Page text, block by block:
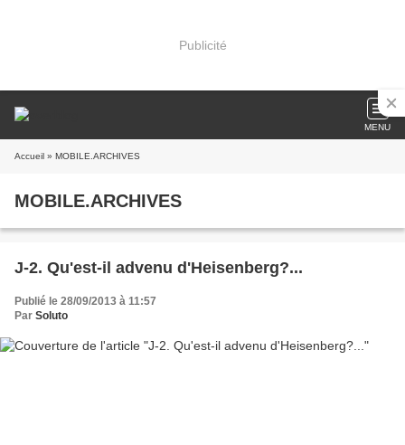
Publicité
MENU
Accueil » MOBILE.ARCHIVES
MOBILE.ARCHIVES
J-2. Qu'est-il advenu d'Heisenberg?...
Publié le 28/09/2013 à 11:57
Par Soluto